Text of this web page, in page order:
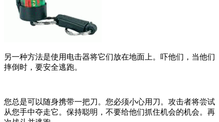
另一种方法是使用电击器将它们放在地面上。吓他们，当他们
摔倒时，要安全逃跑。
您总是可以随身携带一把刀。您必须小心用刀。攻击者将尝试
从您手中夺走它。保持聪明，不要给他们抓住机会的机会。再